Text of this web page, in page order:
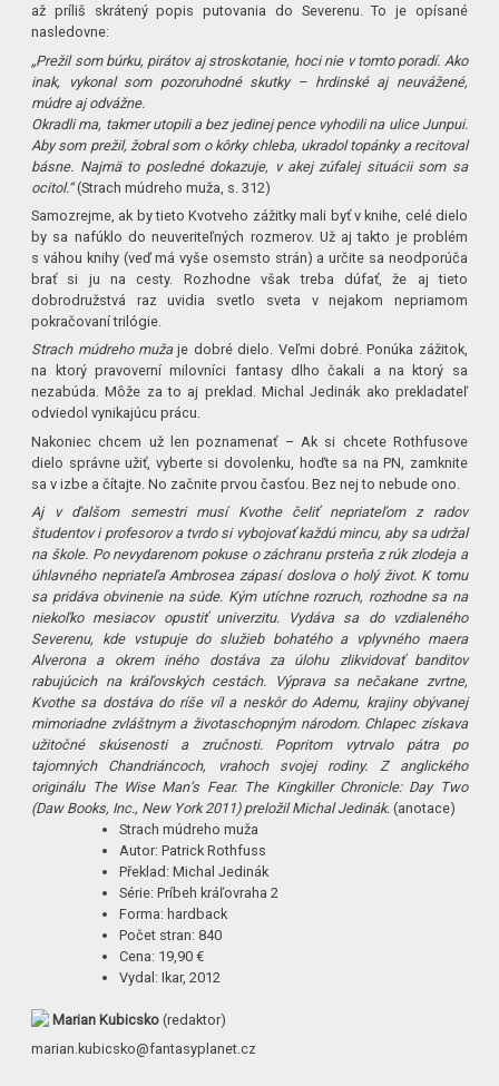
až príliš skrátený popis putovania do Severenu. To je opísané
nasledovne:
„Prežil som búrku, pirátov aj stroskotanie, hoci nie v tomto poradí. Ako
inak, vykonal som pozoruhodné skutky – hrdinské aj neuvážené,
múdre aj odvážne.
Okradli ma, takmer utopili a bez jedinej pence vyhodili na ulice Junpui.
Aby som prežil, žobral som o kôrky chleba, ukradol topánky a recitoval
básne. Najmä to posledné dokazuje, v akej zúfalej situácii som sa
ocitol.“(Strach múdreho muža, s. 312)
Samozrejme, ak by tieto Kvotveho zážitky mali byť v knihe, celé dielo
by sa nafúklo do neuveriteľných rozmerov. Už aj takto je problém
s váhou knihy (veď má vyše osemsto strán) a určite sa neodporúča
brať si ju na cesty. Rozhodne však treba dúfať, že aj tieto
dobrodružstvá raz uvidia svetlo sveta v nejakom nepriamom
pokračovaní trilógie.
Strach múdreho mužaje dobré dielo. Veľmi dobré. Ponúka zážitok,
na ktorý pravoverní milovníci fantasy dlho čakali a na ktorý sa
nezabúda. Môže za to aj preklad. Michal Jedinák ako prekladateľ
odviedol vynikajúcu prácu.
Nakoniec chcem už len poznamenať – Ak si chcete Rothfusove
dielo správne užiť, vyberte si dovolenku, hoďte sa na PN, zamknite
sa v izbe a čítajte. No začnite prvou časťou. Bez nej to nebude ono.
Aj v ďalšom semestri musí Kvothe čeliť nepriateľom z radov
študentov i profesorov a tvrdo si vybojovať každú mincu, aby sa udržal
na škole. Po nevydarenom pokuse o záchranu prsteňa z rúk zlodeja a
úhlavného nepriateľa Ambrosea zápasí doslova o holý život. K tomu
sa pridáva obvinenie na súde. Kým utíchne rozruch, rozhodne sa na
niekoľko mesiacov opustiť univerzitu. Vydáva sa do vzdialeného
Severenu, kde vstupuje do služieb bohatého a vplyvného maera
Alverona a okrem iného dostáva za úlohu zlikvidovať banditov
rabujúcich na kráľovských cestách. Výprava sa nečakane zvrtne,
Kvothe sa dostáva do ríše víl a neskôr do Ademu, krajiny obývanej
mimoriadne zvláštnym a životaschopným národom. Chlapec získava
užitočné skúsenosti a zručnosti. Popritom vytrvalo pátra po
tajomných Chandriáncoch, vrahoch svojej rodiny. Z anglického
originálu The Wise Man’s Fear. The Kingkiller Chronicle: Day Two
(Daw Books, Inc., New York 2011) preložil Michal Jedinák. (anotace)
Strach múdreho muža
Autor: Patrick Rothfuss
Překlad: Michal Jedinák
Série: Príbeh kráľovraha 2
Forma: hardback
Počet stran: 840
Cena: 19,90 €
Vydal: Ikar, 2012
Marian Kubicsko (redaktor)
marian.kubicsko@fan­tasyplanet.cz